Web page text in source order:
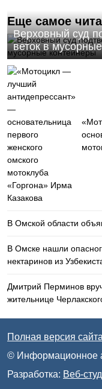
Еще самое
Верховный суд
веток в
В Омской области
В Омске нашли
нектаринов из
Дмитрий Перминов
жительнице
Полная версия сайта
© Информационное
Разработка: Веб-